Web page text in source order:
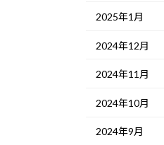
2025年1月
2024年12月
2024年11月
2024年10月
2024年9月